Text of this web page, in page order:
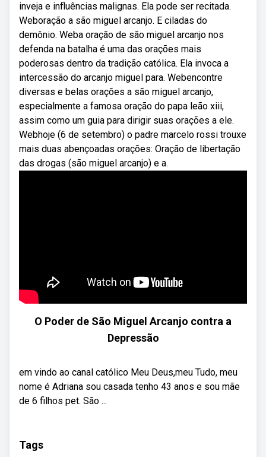
inveja e influências malignas. Ela pode ser recitada.
Weboração a são miguel arcanjo. E ciladas do
demônio. Weba oração de são miguel arcanjo nos
defenda na batalha é uma das orações mais
poderosas dentro da tradição católica. Ela invoca a
intercessão do arcanjo miguel para. Webencontre
diversas e belas orações a são miguel arcanjo,
especialmente a famosa oração do papa leão xiii,
assim como um guia para dirigir suas orações a ele.
Webhoje (6 de setembro) o padre marcelo rossi trouxe
mais duas abençoadas orações: Oração de libertação
das drogas (são miguel arcanjo) e a.
O Poder de São Miguel Arcanjo contra a
Depressão
em vindo ao canal católico Meu Deus,meu Tudo, meu
nome é Adriana sou casada tenho 43 anos e sou mãe
de 6 filhos pet. São ...
Tags